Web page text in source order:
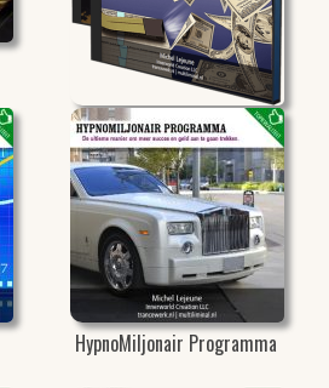
Creëer Rijkdom – Combi
HypnoMiljonair Programma